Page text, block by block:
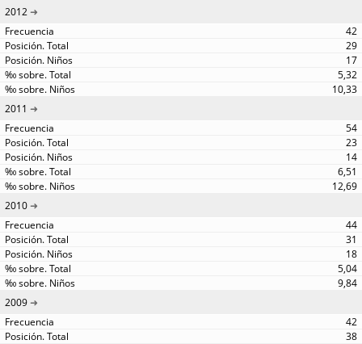
2012
42
29
17
5,32
10,33
2011
54
23
14
6,51
12,69
2010
44
31
18
5,04
9,84
2009
42
38